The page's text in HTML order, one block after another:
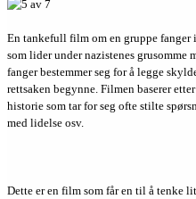
En tankefull film om en gruppe fanger
som lider under nazistenes
fanger bestemmer seg for å legge
rettsaken begynne. Filmen baserer
historie som tar for seg ofte stilte
med lidelse osv.
Dette er en film som får en til å tenke